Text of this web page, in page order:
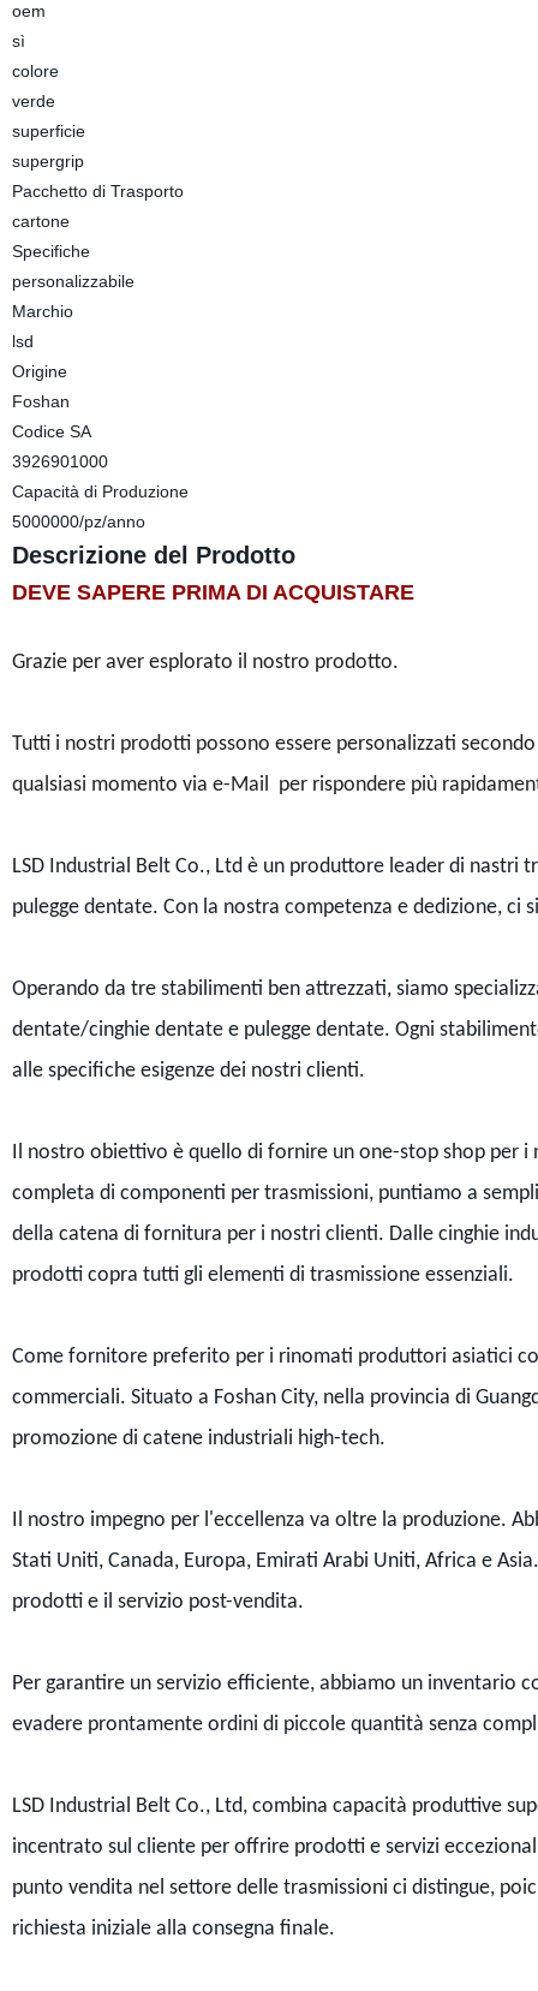
oem
sì
colore
verde
superficie
supergrip
Pacchetto di Trasporto
cartone
Specifiche
personalizzabile
Marchio
lsd
Origine
Foshan
Codice SA
3926901000
Capacità di Produzione
5000000/pz/anno
Descrizione del Prodotto
DEVE SAPERE PRIMA DI ACQUISTARE
Grazie per aver esplorato il nostro prodotto.
Tutti i nostri prodotti possono essere personalizzati
qualsiasi momento via e-Mail per rispondere più
LSD Industrial Belt Co., Ltd è un produttore leader di
pulegge dentate. Con la nostra competenza e dedizione,
Operando da tre stabilimenti ben attrezzati, siamo
dentate/cinghie dentate e pulegge dentate. Ogni
alle specifiche esigenze dei nostri clienti.
Il nostro obiettivo è quello di fornire un one-stop shop per
completa di componenti per trasmissioni, puntiamo a
della catena di fornitura per i nostri clienti. Dalle cinghie
prodotti copra tutti gli elementi di trasmissione essenziali.
Come fornitore preferito per i rinomati produttori asiatici
commerciali. Situato a Foshan City, nella provincia di
promozione di catene industriali high-tech.
Il nostro impegno per l'eccellenza va oltre la produzione.
Stati Uniti, Canada, Europa, Emirati Arabi Uniti, Africa e
prodotti e il servizio post-vendita.
Per garantire un servizio efficiente, abbiamo un inventario
evadere prontamente ordini di piccole quantità senza
LSD Industrial Belt Co., Ltd, combina capacità produttive
incentrato sul cliente per offrire prodotti e servizi
punto vendita nel settore delle trasmissioni ci distingue,
richiesta iniziale alla consegna finale.